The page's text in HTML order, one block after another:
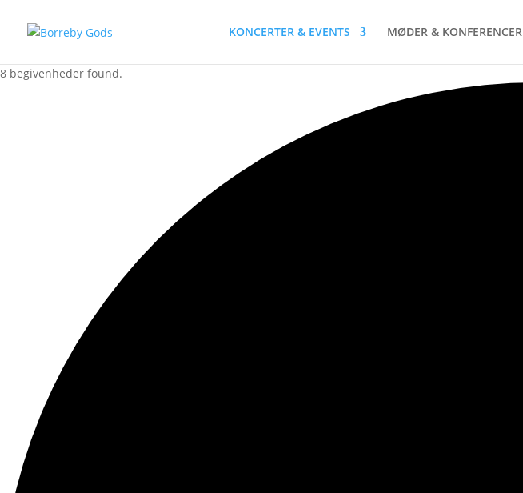
KONCERTER & EVENTS MØDER & KONFERENCER
8 begivenheder found.